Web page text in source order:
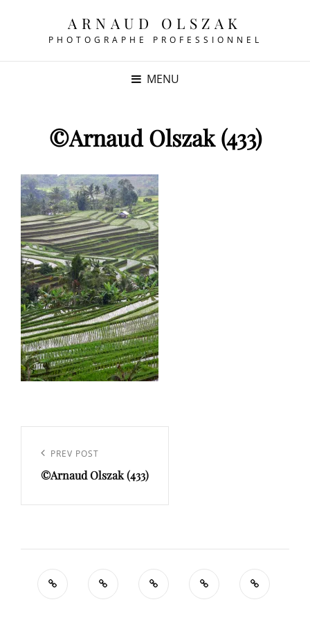
ARNAUD OLSZAK
PHOTOGRAPHE PROFESSIONNEL
MENU
©Arnaud Olszak (433)
l’article
Previous
Post
PREV POST
©Arnaud Olszak (433)